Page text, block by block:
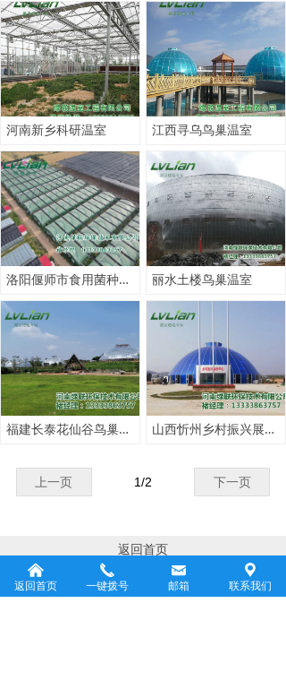
河南新乡科研温室 江西寻乌鸟巢温室
洛阳偃师市食用菌种植薄膜大棚 丽水土楼鸟巢温室
福建长泰花仙谷鸟巢温室 山西忻州乡村振兴展示中心
上一页 下一页
1/2
公司名称：河南绿联环保技术有限公司
낀
返回首页
끅
一键拨号
낂
邮箱
끇
联系我们
返回首页